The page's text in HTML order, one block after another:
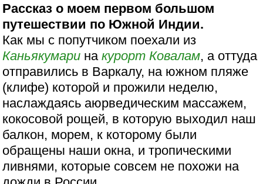
Рассказ о моем первом большом
путешествии по Южной Индии.
Как мы с попутчиком поехали из
Каньякумари накурорт Ковалам, а оттуда
отправились в Варкалу, на южном пляже
(клифе) которой и прожили неделю,
наслаждаясь аюрведическим массажем,
кокосовой рощей, в которую выходил наш
балкон, морем, к которому были
обращены наши окна, и тропическими
ливнями, которые совсем не похожи на